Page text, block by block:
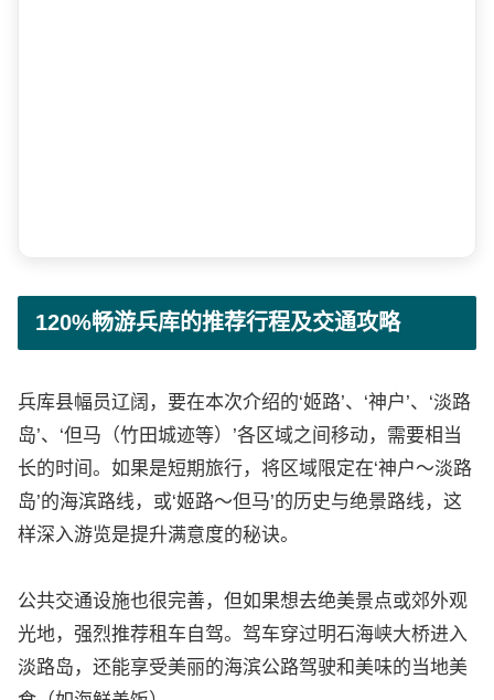
120%畅游兵库的推荐行程及交通攻略
兵库县幅员辽阔，要在本次介绍的‘姬路’、‘神户’、‘淡路
岛’、‘但马（竹田城迹等）’各区域之间移动，需要相当
长的时间。如果是短期旅行，将区域限定在‘神户～淡路
岛’的海滨路线，或‘姬路～但马’的历史与绝景路线，这
样深入游览是提升满意度的秘诀。
公共交通设施也很完善，但如果想去绝美景点或郊外观
光地，强烈推荐租车自驾。驾车穿过明石海峡大桥进入
淡路岛，还能享受美丽的海滨公路驾驶和美味的当地美